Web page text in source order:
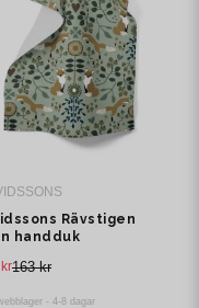
Rävstigen
handduk
163 kr
- 4-8 dagar